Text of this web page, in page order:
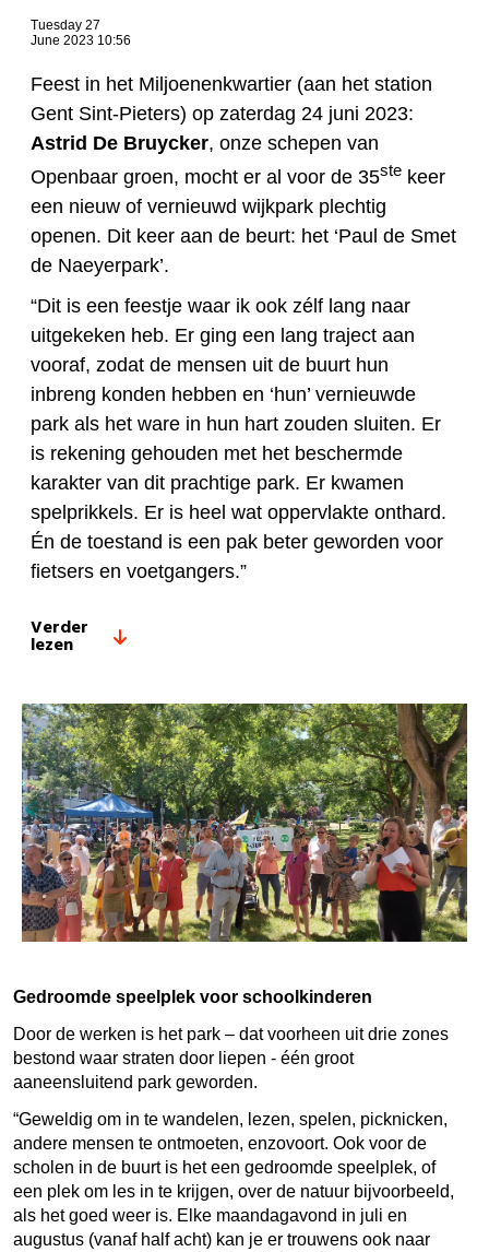
Tuesday 27
June 2023 10:56
Feest in het Miljoenenkwartier (aan het station
Gent Sint-Pieters) op zaterdag 24 juni 2023:
Astrid De Bruycker, onze schepen van
Openbaar groen, mocht er al voor de 35ste keer
een nieuw of vernieuwd wijkpark plechtig
openen. Dit keer aan de beurt: het ‘Paul de Smet
de Naeyerpark’.
“Dit is een feestje waar ik ook zélf lang naar
uitgekeken heb. Er ging een lang traject aan
vooraf, zodat de mensen uit de buurt hun
inbreng konden hebben en ‘hun’ vernieuwde
park als het ware in hun hart zouden sluiten. Er
is rekening gehouden met het beschermde
karakter van dit prachtige park. Er kwamen
spelprikkels. Er is heel wat oppervlakte onthard.
Én de toestand is een pak beter geworden voor
fietsers en voetgangers.”
Verder
lezen
Gedroomde speelplek voor schoolkinderen
Door de werken is het park – dat voorheen uit drie zones
bestond waar straten door liepen - één groot
aaneensluitend park geworden.
“Geweldig om in te wandelen, lezen, spelen, picknicken,
andere mensen te ontmoeten, enzovoort. Ook voor de
scholen in de buurt is het een gedroomde speelplek, of
een plek om les in te krijgen, over de natuur bijvoorbeeld,
als het goed weer is. Elke maandagavond in juli en
augustus (vanaf half acht) kan je er trouwens ook naar